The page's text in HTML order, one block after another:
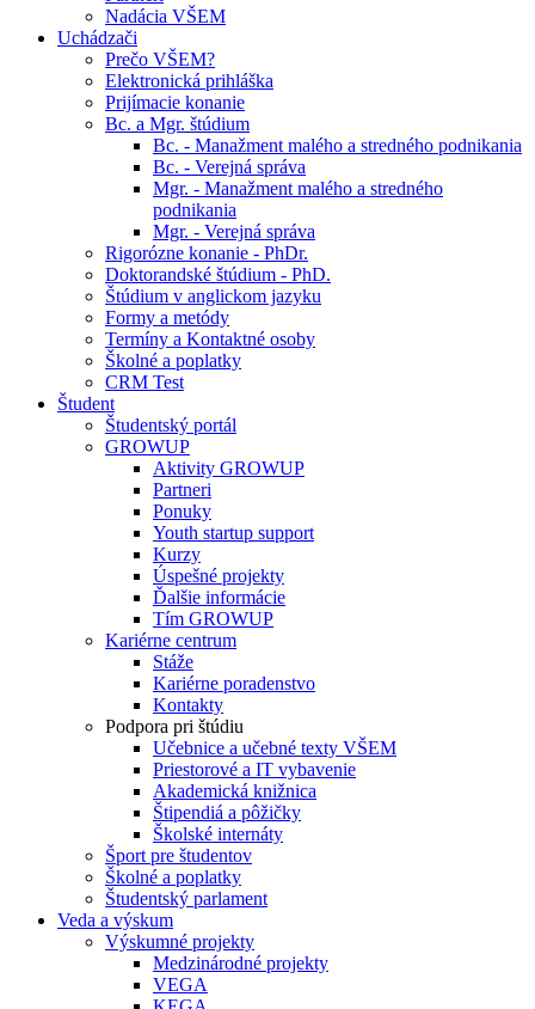
Nadácia VŠEM
Uchádzači
Prečo VŠEM?
Elektronická prihláška
Prijímacie konanie
Bc. a Mgr. štúdium
Bc. - Manažment malého a stredného podnikania
Bc. - Verejná správa
Mgr. - Manažment malého a stredného
podnikania
Mgr. - Verejná správa
Rigorózne konanie - PhDr.
Doktorandské štúdium - PhD.
Štúdium v anglickom jazyku
Formy a metódy
Termíny a Kontaktné osoby
Školné a poplatky
CRM Test
Študent
Študentský portál
GROWUP
Aktivity GROWUP
Partneri
Ponuky
Youth startup support
Kurzy
Úspešné projekty
Ďalšie informácie
Tím GROWUP
Kariérne centrum
Stáže
Kariérne poradenstvo
Kontakty
Podpora pri štúdiu
Učebnice a učebné texty VŠEM
Priestorové a IT vybavenie
Akademická knižnica
Štipendiá a pôžičky
Školské internáty
Šport pre študentov
Školné a poplatky
Študentský parlament
Veda a výskum
Výskumné projekty
Medzinárodné projekty
VEGA